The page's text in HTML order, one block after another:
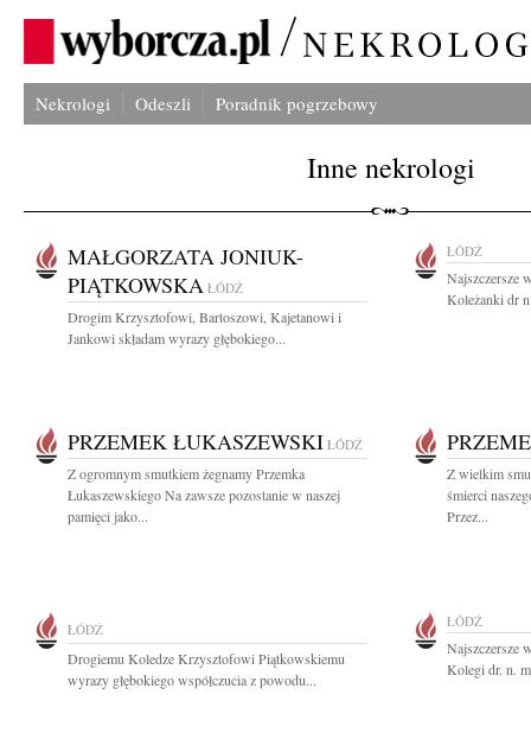
Nekrologi Odeszli Poradnik pogrzebowy
Inne nekrologi
MAŁGORZATA JONIUK-
PIĄTKOWSKA ŁÓDŹ
Drogim Krzysztofowi, Bartoszowi, Kajetanowi i
Jankowi składam wyrazy głębokiego...
ŁÓDŹ
Najszczersze
Koleżanki dr
PRZEMEK ŁUKASZEWSKI ŁÓDŹ
Z ogromnym smutkiem żegnamy Przemka
Łukaszewskiego Na zawsze pozostanie w naszej
pamięci jako...
Z wielkim
śmierci
Przez...
ŁÓDŹ
Drogiemu Koledze Krzysztofowi Piątkowskiemu
wyrazy głębokiego współczucia z powodu...
ŁÓDŹ
Najszczersze
Kolegi dr. n.